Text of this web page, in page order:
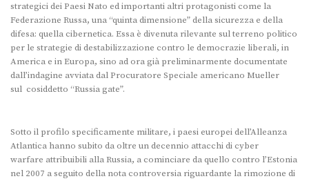
strategici dei Paesi Nato ed importanti altri protagonisti come la
Federazione Russa, una “quinta dimensione” della sicurezza e della
difesa: quella cibernetica. Essa è divenuta rilevante sul terreno politico
per le strategie di destabilizzazione contro le democrazie liberali, in
America e in Europa, sino ad ora già preliminarmente documentate
dall’indagine avviata dal Procuratore Speciale americano Mueller
sul cosiddetto “Russia gate”.
Sotto il profilo specificamente militare, i paesi europei dell’Alleanza
Atlantica hanno subito da oltre un decennio attacchi di cyber
warfare attribuibili alla Russia, a cominciare da quello contro l’Estonia
nel 2007 a seguito della nota controversia riguardante la rimozione di